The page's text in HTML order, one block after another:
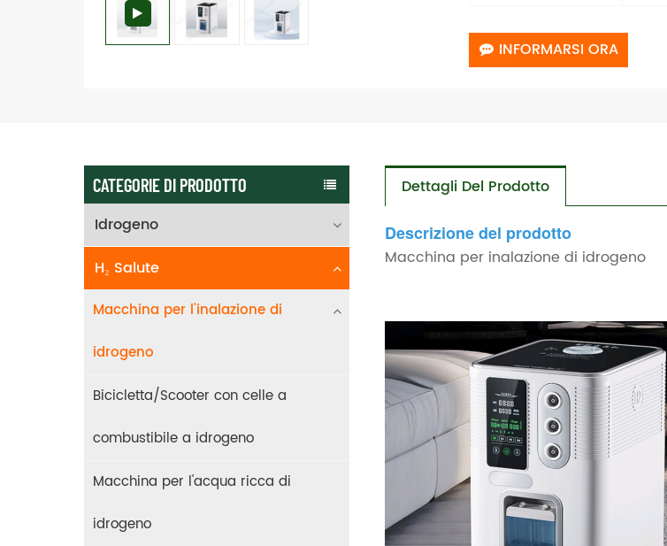
INFORMARSI ORA
CATEGORIE DI PRODOTTO
Idrogeno
H₂ Salute
Macchina per l'inalazione di
idrogeno
Bicicletta/Scooter con celle a
combustibile a idrogeno
Macchina per l'acqua ricca di
idrogeno
Dettagli Del Prodotto
Descrizione del prodotto
Macchina per inalazione di idrogeno